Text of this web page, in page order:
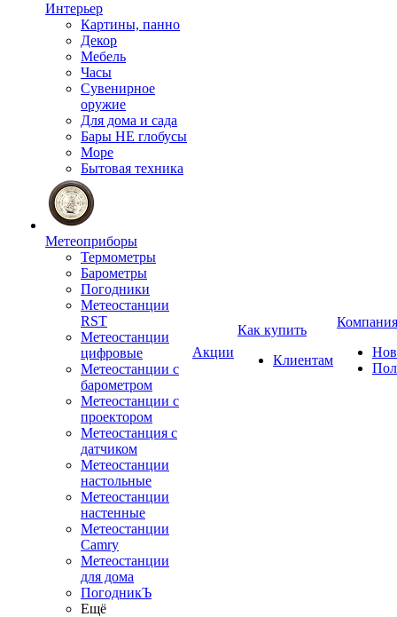
Интерьер
Картины, панно
Декор
Мебель
Часы
Сувенирное
оружие
Для дома и сада
Бары НЕ глобусы
Море
Бытовая техника
Метеоприборы
Термометры
Барометры
Погодники
Метеостанции
RST
Метеостанции
цифровые
Метеостанции с
барометром
Метеостанции с
проектором
Метеостанция с
датчиком
Метеостанции
настольные
Метеостанции
настенные
Метеостанции
Camry
Метеостанции
для дома
ПогодникЪ
Ещё
Акции
Как купить
Клиентам
Компания